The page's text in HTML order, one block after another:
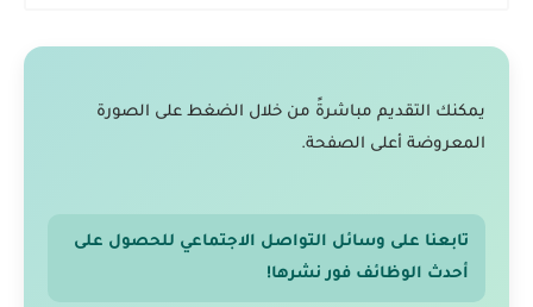
يمكنك التقديم مباشرةً من خلال الضغط على الصورة
المعروضة أعلى الصفحة.
تابعنا على وسائل التواصل الاجتماعي للحصول على
أحدث الوظائف فور نشرها!